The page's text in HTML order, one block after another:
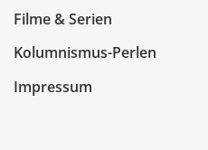
Filme & Serien
Kolumnismus-Perlen
Impressum